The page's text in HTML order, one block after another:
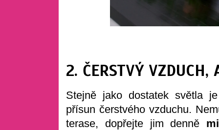
2. ČERSTVÝ VZDUCH,
Stejně jako dostatek světla
přísun čerstvého vzduchu.
terase, dopřejte jim denně